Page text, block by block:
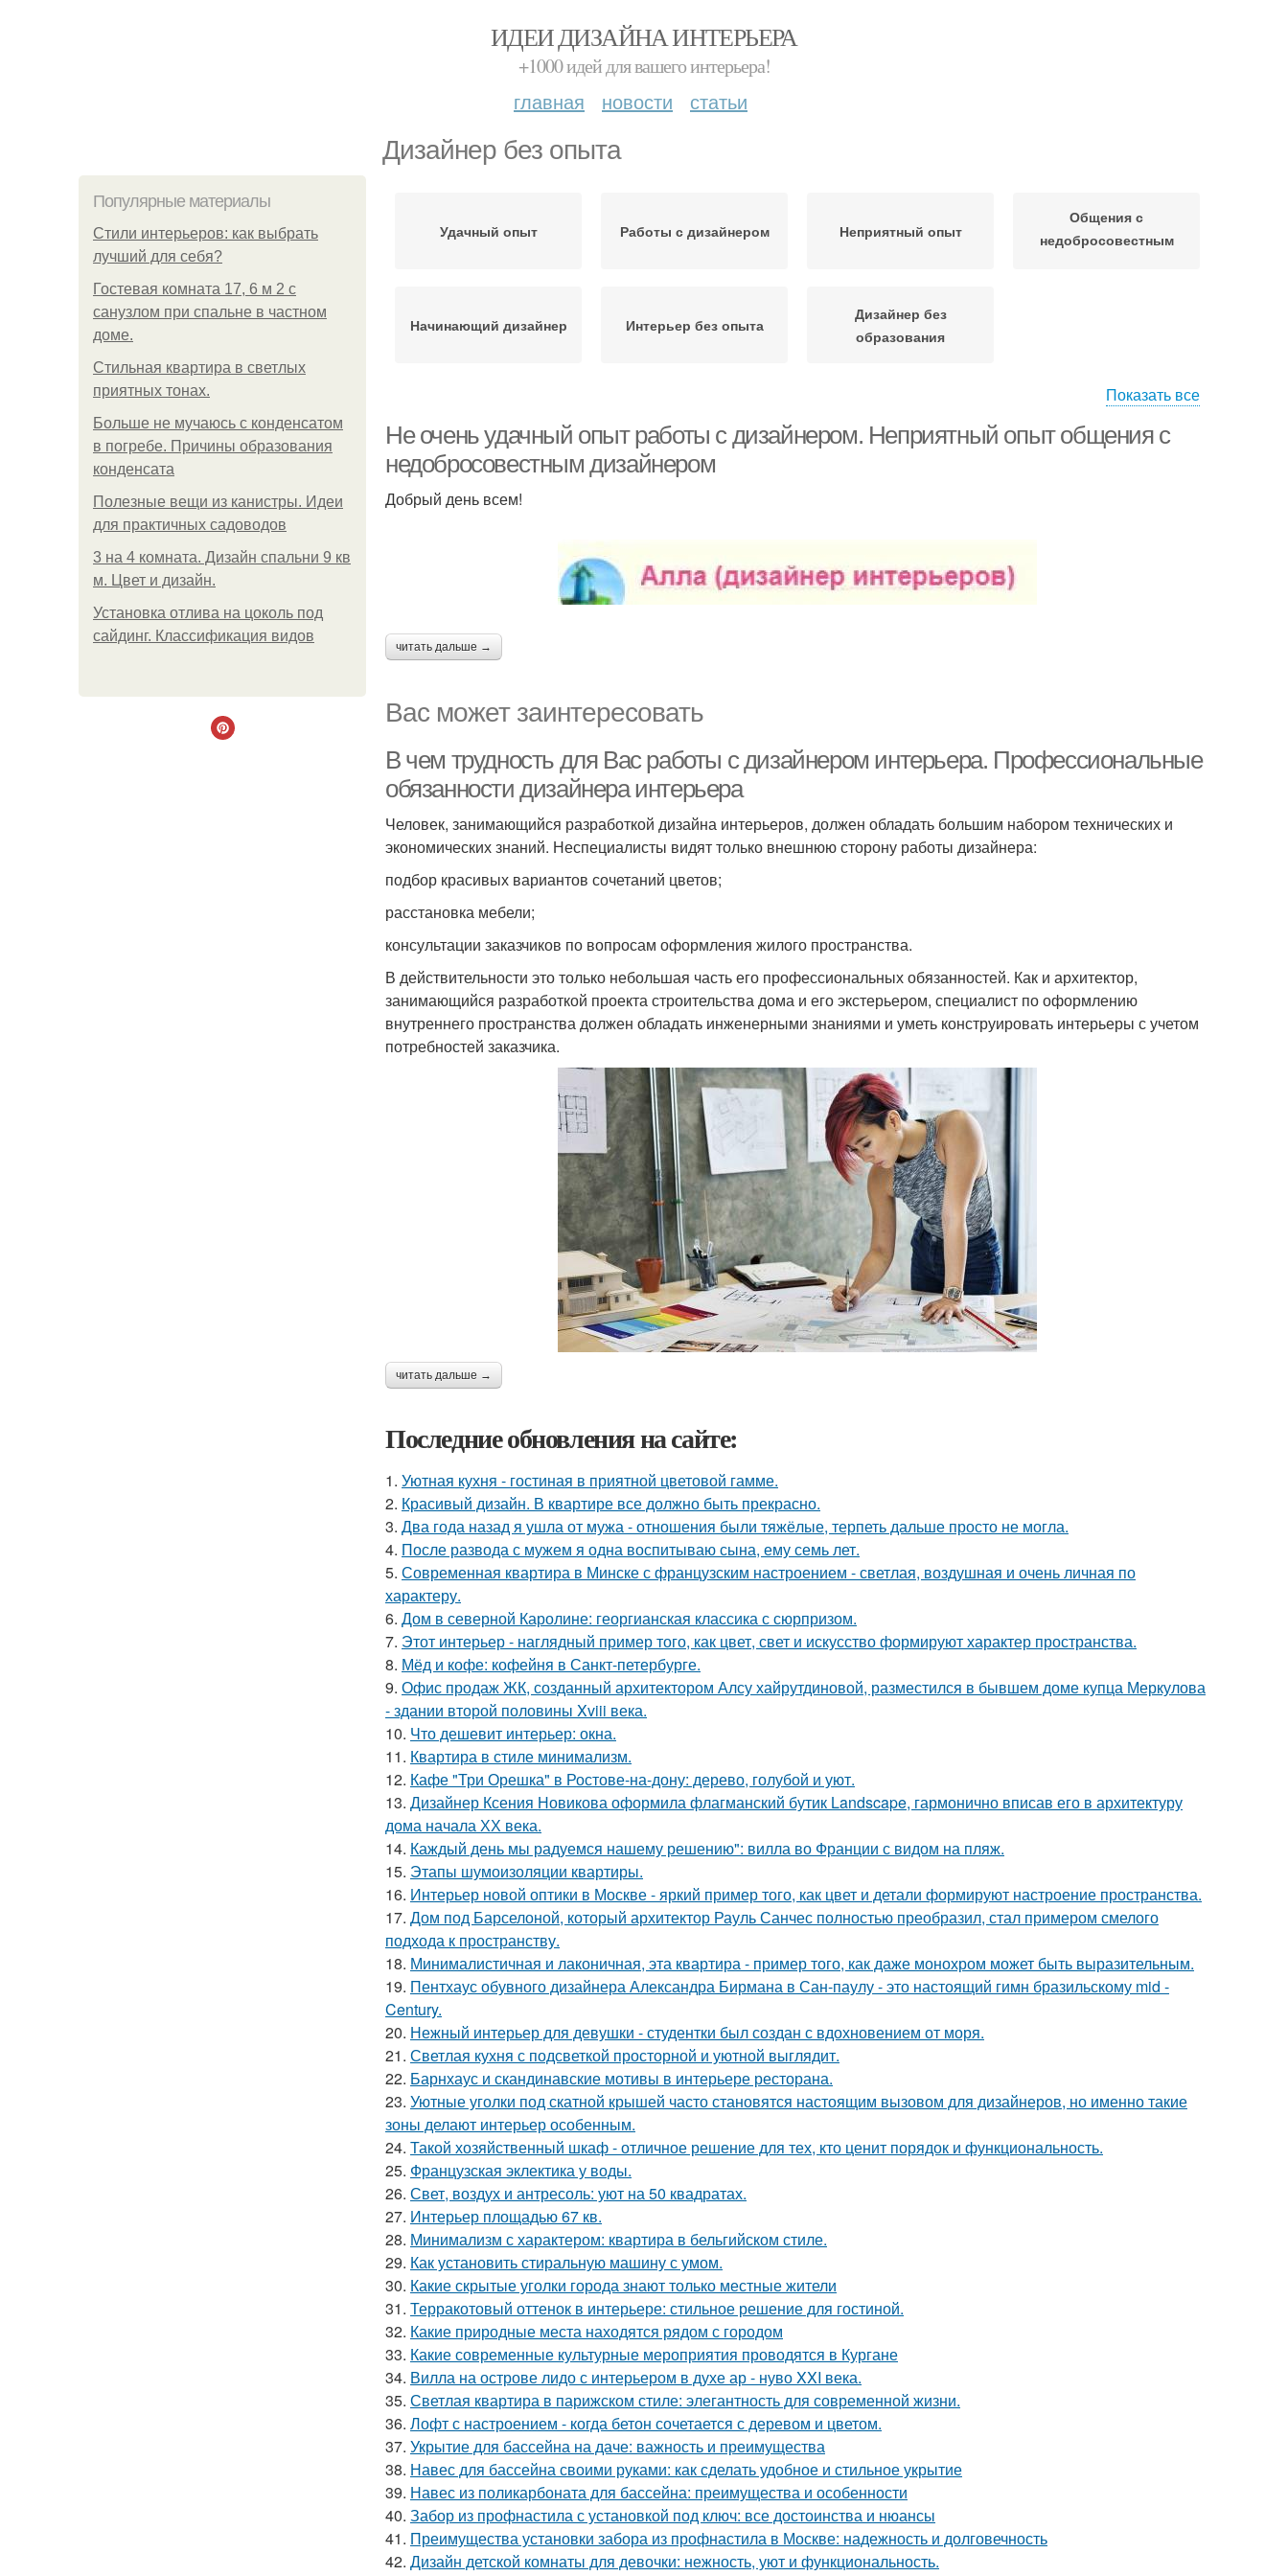
ИДЕИ ДИЗАЙНА ИНТЕРЬЕРА
+1000 идей для вашего интерьера!
главная новости статьи
Дизайнер без опыта
Популярные материалы
Стили интерьеров: как выбрать
лучший для себя?
Гостевая комната 17, 6 м 2 с
санузлом при спальне в частном
доме.
Стильная квартира в светлых
приятных тонах.
Больше не мучаюсь с конденсатом
в погребе. Причины образования
конденсата
Полезные вещи из канистры. Идеи
для практичных садоводов
3 на 4 комната. Дизайн спальни 9 кв
м. Цвет и дизайн.
Установка отлива на цоколь под
сайдинг. Классификация видов
Удачный опыт Работы с дизайнером Неприятный опыт
Общения с
недобросовестным
Начинающий дизайнер Интерьер без опыта
Дизайнер без
образования
Показать все
Не очень удачный опыт работы с дизайнером. Неприятный опыт общения с
недобросовестным дизайнером
Добрый день всем!
читать дальше →
Вас может заинтересовать
В чем трудность для Вас работы с дизайнером интерьера. Профессиональные
обязанности дизайнера интерьера
Человек, занимающийся разработкой дизайна интерьеров, должен обладать большим набором технических и
экономических знаний. Неспециалисты видят только внешнюю сторону работы дизайнера:
подбор красивых вариантов сочетаний цветов;
расстановка мебели;
консультации заказчиков по вопросам оформления жилого пространства.
В действительности это только небольшая часть его профессиональных обязанностей. Как и архитектор,
занимающийся разработкой проекта строительства дома и его экстерьером, специалист по оформлению
внутреннего пространства должен обладать инженерными знаниями и уметь конструировать интерьеры с учетом
потребностей заказчика.
читать дальше →
Последние обновления на сайте:
1. Уютная кухня - гостиная в приятной цветовой гамме.
2. Красивый дизайн. В квартире все должно быть прекрасно.
3. Два года назад я ушла от мужа - отношения были тяжёлые, терпеть дальше просто не могла.
4. После развода с мужем я одна воспитываю сына, ему семь лет.
5. Современная квартира в Минске с французским настроением - светлая, воздушная и очень личная по
характеру.
6. Дом в северной Каролине: георгианская классика с сюрпризом.
7. Этот интерьер - наглядный пример того, как цвет, свет и искусство формируют характер пространства.
8. Мёд и кофе: кофейня в Санкт-петербурге.
9. Офис продаж ЖК, созданный архитектором Алсу хайрутдиновой, разместился в бывшем доме купца Меркулова
- здании второй половины Xviii века.
10. Что дешевит интерьер: окна.
11. Квартира в стиле минимализм.
12. Кафе "Три Орешка" в Ростове-на-дону: дерево, голубой и уют.
13. Дизайнер Ксения Новикова оформила флагманский бутик Landscape, гармонично вписав его в архитектуру
дома начала ХХ века.
14. Каждый день мы радуемся нашему решению": вилла во Франции с видом на пляж.
15. Этапы шумоизоляции квартиры.
16. Интерьер новой оптики в Москве - яркий пример того, как цвет и детали формируют настроение пространства.
17. Дом под Барселоной, который архитектор Рауль Санчес полностью преобразил, стал примером смелого
подхода к пространству.
18. Минималистичная и лаконичная, эта квартира - пример того, как даже монохром может быть выразительным.
19. Пентхаус обувного дизайнера Александра Бирмана в Сан-паулу - это настоящий гимн бразильскому mid -
Century.
20. Нежный интерьер для девушки - студентки был создан с вдохновением от моря.
21. Светлая кухня с подсветкой просторной и уютной выглядит.
22. Барнхаус и скандинавские мотивы в интерьере ресторана.
23. Уютные уголки под скатной крышей часто становятся настоящим вызовом для дизайнеров, но именно такие
зоны делают интерьер особенным.
24. Такой хозяйственный шкаф - отличное решение для тех, кто ценит порядок и функциональность.
25. Французская эклектика у воды.
26. Свет, воздух и антресоль: уют на 50 квадратах.
27. Интерьер площадью 67 кв.
28. Минимализм с характером: квартира в бельгийском стиле.
29. Как установить стиральную машину с умом.
30. Какие скрытые уголки города знают только местные жители
31. Терракотовый оттенок в интерьере: стильное решение для гостиной.
32. Какие природные места находятся рядом с городом
33. Какие современные культурные мероприятия проводятся в Кургане
34. Вилла на острове лидо с интерьером в духе ар - нуво XXI века.
35. Светлая квартира в парижском стиле: элегантность для современной жизни.
36. Лофт с настроением - когда бетон сочетается с деревом и цветом.
37. Укрытие для бассейна на даче: важность и преимущества
38. Навес для бассейна своими руками: как сделать удобное и стильное укрытие
39. Навес из поликарбоната для бассейна: преимущества и особенности
40. Забор из профнастила с установкой под ключ: все достоинства и нюансы
41. Преимущества установки забора из профнастила в Москве: надежность и долговечность
42. Дизайн детской комнаты для девочки: нежность, уют и функциональность.